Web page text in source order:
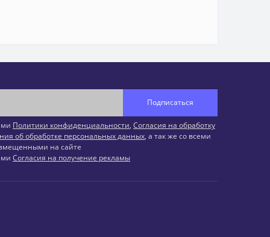
Подписаться
Политики конфиденциальности, Согласия на обработку
об обработке персональных данных, а так же со всеми
на сайте
Согласия на получение рекламы